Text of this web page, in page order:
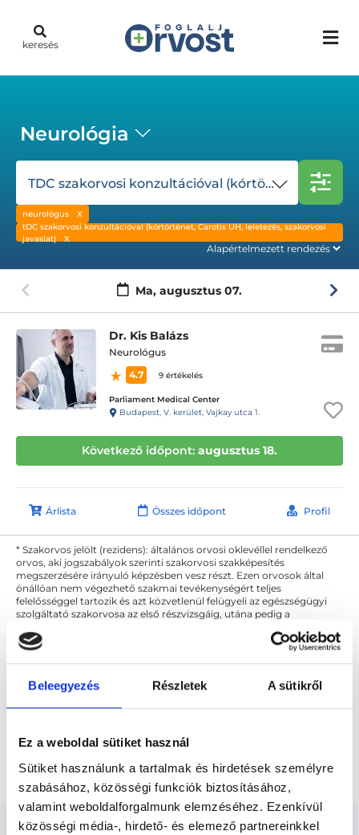
Beleegyezés Részletek A sütikről
Ez a weboldal sütiket használ
Sütiket használunk a tartalmak és hirdetések személyre
szabásához, közösségi funkciók biztosításához,
valamint weboldalforgalmunk elemzéséhez. Ezenkívül
közösségi média-, hirdető- és elemező partnereinkkel
keresés
Neurológia
TDC szakorvosi konzultációval (kórtörténet, Carotis UH, leletezés, szakorvosi javaslat)
neurológus
tDC szakorvosi konzultációval (kórtörténet, Carotis UH, leletezés, szakorvosi
javaslat)
Ma, augusztus 07.
Dr. Kis Balázs
Neurológus
4.7
9 értékelés
Parliament Medical Center
Budapest, V. kerület, Vajkay utca 1.
Következő időpont: augusztus 18.
Árlista Összes időpont Profil
* Szakorvos jelölt (rezidens): általános orvosi oklevéllel rendelkező
orvos, aki jogszabályok szerinti szakorvosi szakképesítés
megszerzésére irányuló képzésben vesz részt. Ezen orvosok által
önállóan nem végezhető szakmai tevékenységért teljes
felelősséggel tartozik és azt közvetlenül felügyeli az egészségügyi
szolgáltató szakorvosa az első részvizsgáig, utána pedig a
felelősségét kizárja esetleges névazonosságért bármely szakorvos
és szakorvosjelölt esetén.
Főoldal Neurológus
TDC szakorvosi konzultációval (kórtörténet, Carotis